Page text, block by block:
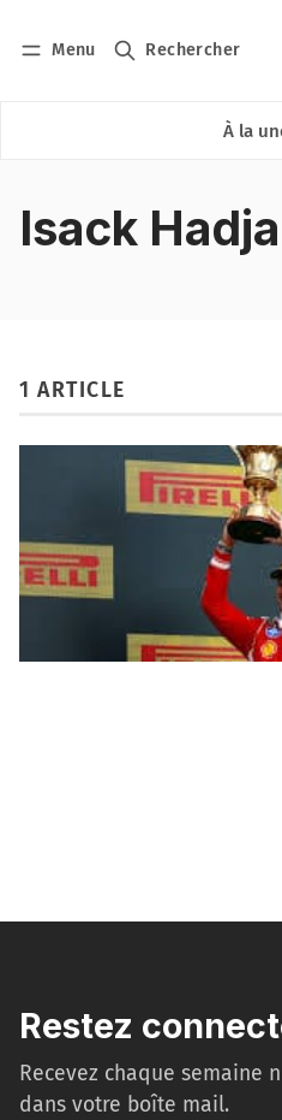
Menu Rechercher
À la
Isack
1 ARTICLE
Restez
Recevez chaque semaine
dans votre boîte mail.